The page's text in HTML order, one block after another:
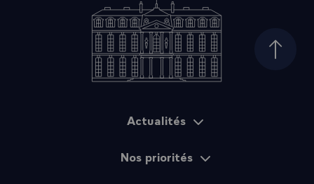
Haut
Actualités
Nos priorités